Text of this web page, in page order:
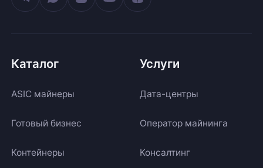
Каталог
ASIC майнеры
Готовый бизнес
Контейнеры
Услуги
Дата-центры
Оператор майнинга
Консалтинг